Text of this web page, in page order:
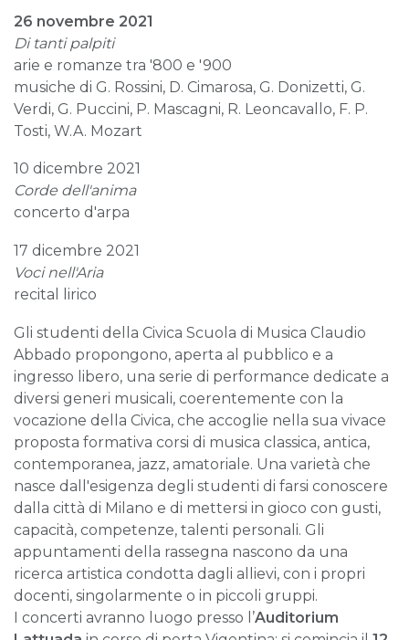
26 novembre 2021
Di tanti palpiti
arie e romanze tra '800 e '900
musiche di G. Rossini, D. Cimarosa, G. Donizetti, G.
Verdi, G. Puccini, P. Mascagni, R. Leoncavallo, F. P.
Tosti, W.A. Mozart
10 dicembre 2021
Corde dell'anima
concerto d'arpa
17 dicembre 2021
Voci nell'Aria
recital lirico
Gli studenti della Civica Scuola di Musica Claudio
Abbado propongono, aperta al pubblico e a
ingresso libero, una serie di performance dedicate a
diversi generi musicali, coerentemente con la
vocazione della Civica, che accoglie nella sua vivace
proposta formativa corsi di musica classica, antica,
contemporanea, jazz, amatoriale. Una varietà che
nasce dall'esigenza degli studenti di farsi conoscere
dalla città di Milano e di mettersi in gioco con gusti,
capacità, competenze, talenti personali. Gli
appuntamenti della rassegna nascono da una
ricerca artistica condotta dagli allievi, con i propri
docenti, singolarmente o in piccoli gruppi.
I concerti avranno luogo presso l’Auditorium